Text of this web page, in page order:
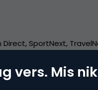
SportNext,
vers. Mis